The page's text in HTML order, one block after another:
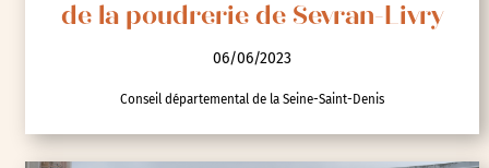
de la poudrerie de Sevran-Livry
06/06/2023
Conseil départemental de la Seine-Saint-Denis